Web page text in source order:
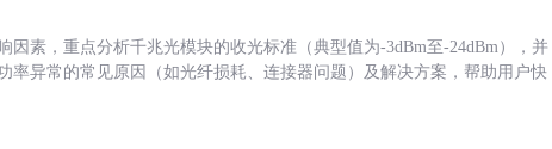
素，重点分析千兆光模块的收光标准（典型值为-3dBm至-24dBm），并
率异常的常见原因（如光纤损耗、连接器问题）及解决方案，帮助用户快